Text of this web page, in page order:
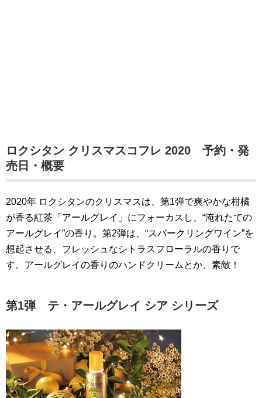
ロクシタン クリスマスコフレ 2020 予約・発
売日・概要
2020年 ロクシタンのクリスマスは、第1弾で爽やかな柑橘
が香る紅茶「アールグレイ」にフォーカスし、“淹れたての
アールグレイ”の香り。第2弾は、“スパークリングワイン”を
想起させる、フレッシュなシトラスフローラルの香りで
す。アールグレイの香りのハンドクリームとか、素敵！
第1弾 テ・アールグレイ シア シリーズ